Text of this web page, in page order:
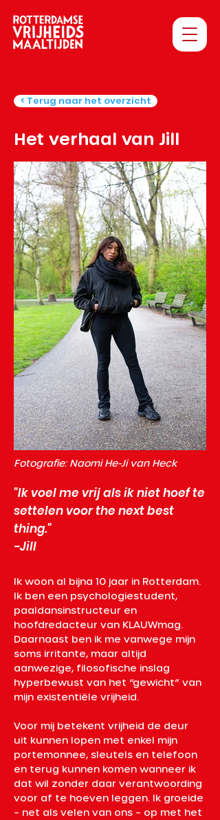
< Terug naar het overzicht
Het verhaal van Jill
Fotografie: Naomi He-Ji van Heck
"Ik voel me vrij als ik niet hoef te
settelen voor the next best
thing."
-Jill
Ik woon al bijna 10 jaar in Rotterdam.
Ik ben een psychologiestudent,
paaldansinstructeur en
hoofdredacteur van KLAUWmag.
Daarnaast ben ik me vanwege mijn
soms irritante, maar altijd
aanwezige, filosofische inslag
hyperbewust van het “gewicht” van
mijn existentiële vrijheid.
Voor mij betekent vrijheid de deur
uit kunnen lopen met enkel mijn
portemonnee, sleutels en telefoon
en terug kunnen komen wanneer ik
dat wil zonder daar verantwoording
voor af te hoeven leggen. Ik groeide
– net als velen van ons – op met het